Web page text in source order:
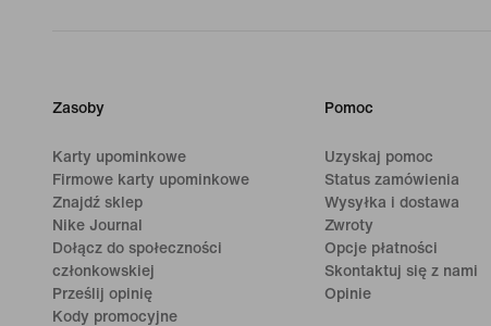
Zasoby
Karty upominkowe
Firmowe karty upominkowe
Znajdź sklep
Nike Journal
Dołącz do społeczności
członkowskiej
Prześlij opinię
Kody promocyjne
Pomoc
Uzyskaj pomoc
Status zamówienia
Wysyłka i dostawa
Zwroty
Opcje płatności
Skontaktuj się z nami
Opinie